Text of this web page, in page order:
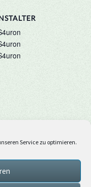
Service zu optimieren.